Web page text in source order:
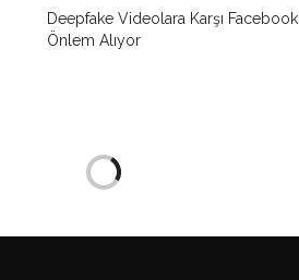
Deepfake Videolara Karşı Facebook
Önlem Alıyor